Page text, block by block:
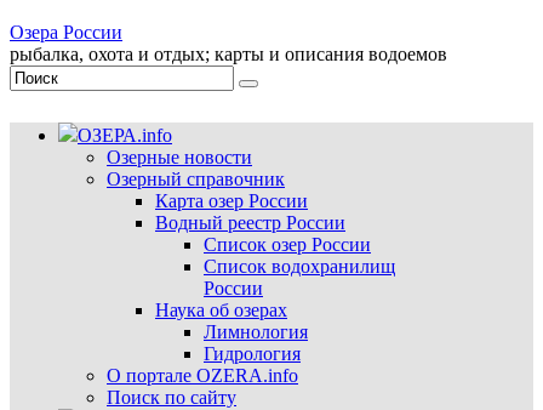
Озера России
рыбалка, охота и отдых; карты и описания водоемов
ОЗЕРА.info
Озерные новости
Озерный справочник
Карта озер России
Водный реестр России
Список озер России
Список водохранилищ
России
Наука об озерах
Лимнология
Гидрология
О портале OZERA.info
Поиск по сайту